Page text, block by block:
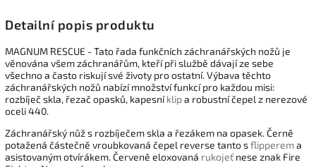
Detailní popis produktu
MAGNUM RESCUE - Tato řada funkčních záchranářských nožů je
věnována všem záchranářům, kteří při službě dávají ze sebe
všechno a často riskují své životy pro ostatní. Výbava těchto
záchranářských nožů nabízí množství funkcí pro každou misi:
rozbíječ skla, řezač opasků, kapesníklipa robustní čepel z nerezové
oceli 440.
Záchranářský nůž s rozbíječem skla a řezákem na opasek. Černě
potažená částečně vroubkovaná čepel reverse tanto sflipperema
asistovaným otvírákem. Červeně eloxovaná rukojeť nese znak Fire